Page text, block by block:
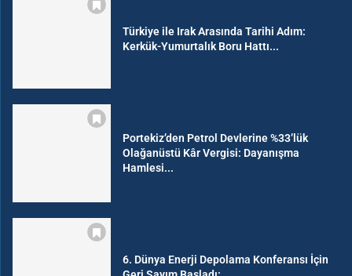
Türkiye ile Irak Arasında Tarihi Adım:
Kerkük-Yumurtalık Boru Hattı...
Portekiz’den Petrol Devlerine %33’lük
Olağanüstü Kâr Vergisi: Dayanışma
Hamlesi...
6. Dünya Enerji Depolama Konferansı İçin